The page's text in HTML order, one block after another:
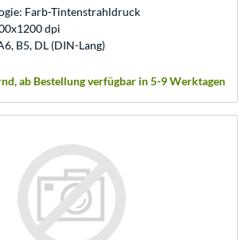
Farb-Tintenstrahldruck
dpi
B5, DL (DIN-Lang)
ab Bestellung verfügbar in 5-9 Werktagen